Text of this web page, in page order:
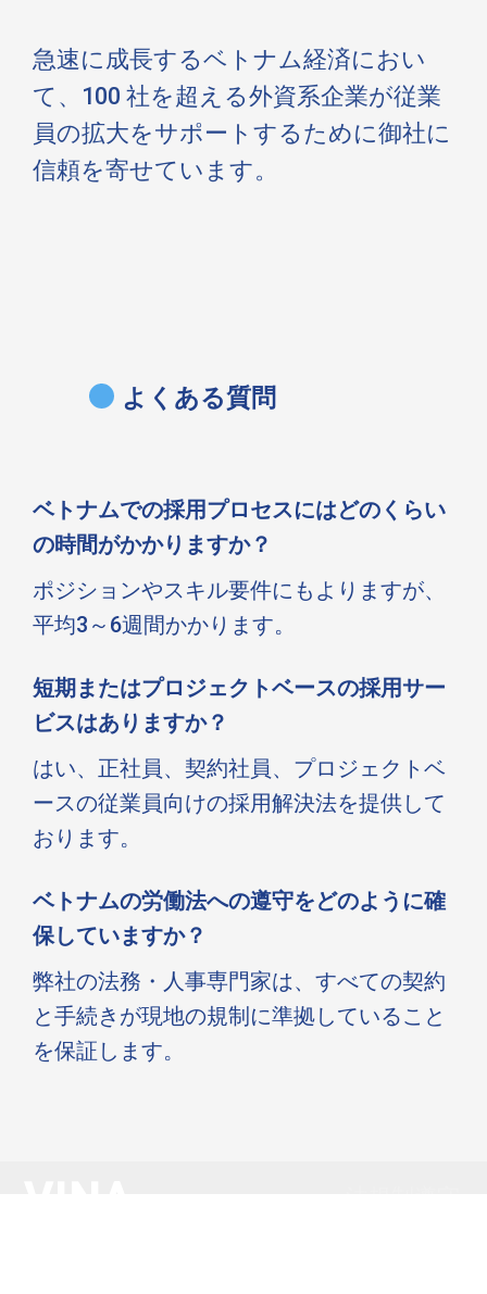
急速に成長するベトナム経済におい
て、100 社を超える外資系企業が従業
員の拡大をサポートするために御社に
信頼を寄せています。
よくある質問
ベトナムでの採用プロセスにはどのくらい
の時間がかかりますか？
ポジションやスキル要件にもよりますが、
平均3～6週間かかります。
短期またはプロジェクトベースの採用サー
ビスはありますか？
はい、正社員、契約社員、プロジェクトベ
ースの従業員向けの採用解決法を提供して
おります。
ベトナムの労働法への遵守をどのように確
保していますか？
弊社の法務・人事専門家は、すべての契約
と手続きが現地の規制に準拠していること
を保証します。